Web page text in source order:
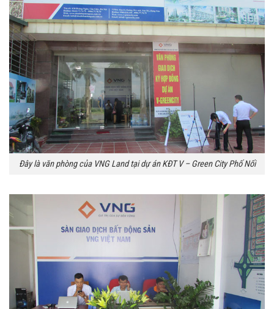
Đây là văn phòng của VNG Land tại dự án KĐT V – Green City Phố Nối